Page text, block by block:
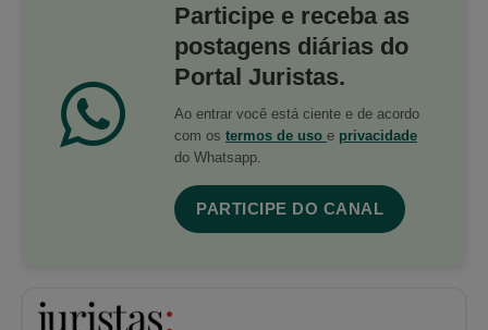
Participe e receba as
postagens diárias do
Portal Juristas.
Ao entrar você está ciente e de acordo
com os termos de uso e privacidade
do Whatsapp.
PARTICIPE DO CANAL